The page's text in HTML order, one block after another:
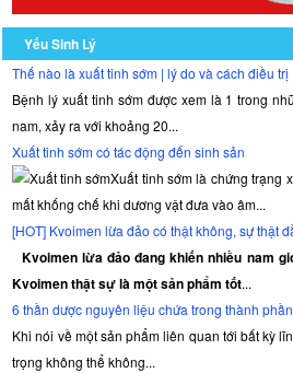
Yếu Sinh Lý
Thế nào là xuất tinh sớm | lý do và cách điều trị
Bệnh lý xuất tinh sớm được xem là 1 trong
nam, xảy ra với khoảng 20...
Xuất tinh sớm có tác động đến sinh sản
Xuất tinh sớm là chứng trạng
mất khống chế khi dương vật đưa vào âm...
[HOT] Kvoimen lừa đảo có thật không, sự thật
Kvoimen lừa đảo đang khiến nhiều nam
Kvoimen thật sự là một sản phẩm tốt...
6 thần dược nguyên liệu chứa trong thành
Khi nói về một sản phẩm liên quan tới bất kỳ
trọng không thể không...